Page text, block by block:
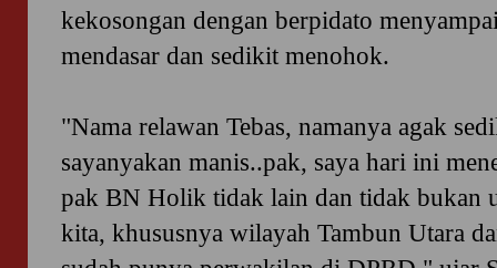
kekosongan dengan berpidato
mendasar dan sedikit menohok.
"Nama relawan Tebas, namanya agak
sayanyakan manis..pak, saya hari ini
pak BN Holik tidak lain dan tidak bukan
kita, khususnya wilayah Tambun Utara